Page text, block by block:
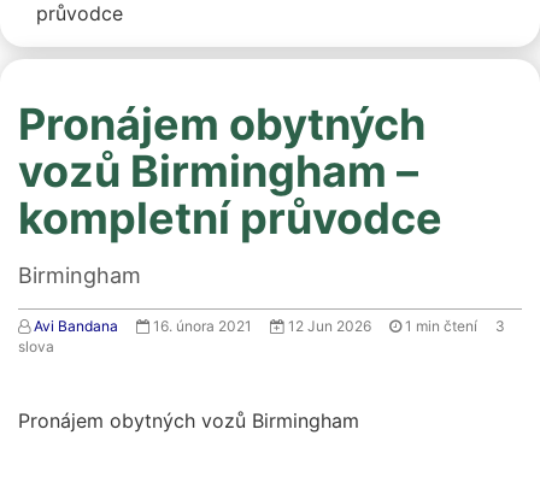
průvodce
Pronájem obytných
vozů Birmingham –
kompletní průvodce
Birmingham
Avi Bandana 16. února 2021 12 Jun 2026 1 min čtení
3
slova
Pronájem obytných vozů Birmingham